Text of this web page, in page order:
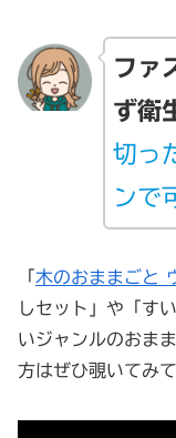
ファ
ず衛
切っ
ンで
「 木のおままごと
しセット」や「す
いジャンルのおま
方はぜひ覗いてみ